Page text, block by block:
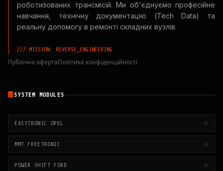
роботизованих трансмісій. Ми об'єднуємо професійне
навчання, технічну документацію (Tech Data) та
реальну допомогу в ремонті складних вузлів.
/// MISSION: REVERSE_ENGINEERING
Публічна офертаПолітика конфіденційності
SYSTEM MODULES
EASYTRONIC OPEL 01
MMT FREETRONIC 02
POWER SHIFT FORD 03